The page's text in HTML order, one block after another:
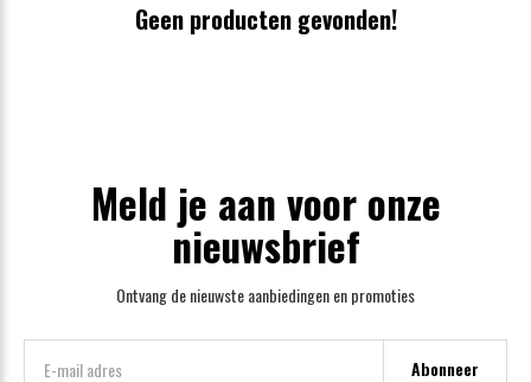
Geen producten gevonden!
Meld je aan voor onze
nieuwsbrief
Ontvang de nieuwste aanbiedingen en promoties
Abonneer